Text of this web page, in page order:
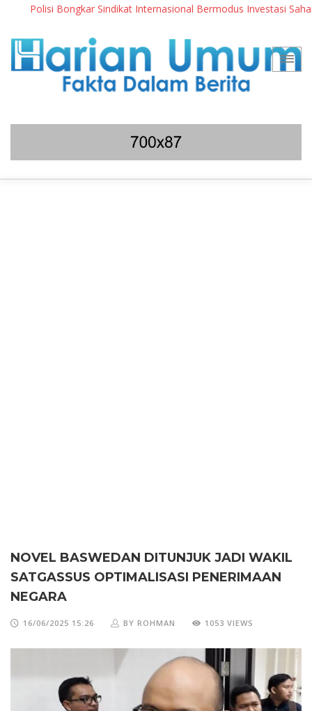
Polisi Bongkar Sindikat Internasional Bermodus Investasi Saham &
NOVEL BASWEDAN DITUNJUK JADI WAKIL
SATGASSUS OPTIMALISASI PENERIMAAN
NEGARA
16/06/2025 15:26 BY ROHMAN 1053 VIEWS